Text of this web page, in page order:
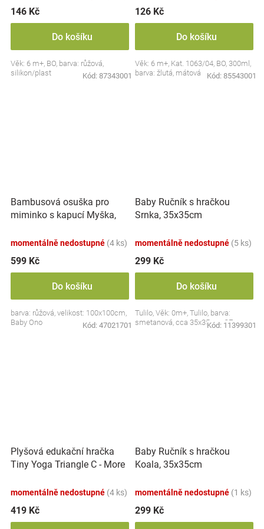
146 Kč
Do košíku
Věk: 6 m+, BO, barva: růžová,
silikon/plast
Kód: 87343001
126 Kč
Do košíku
Věk: 6 m+, Kat. 1063/04, BO, 300ml,
barva: žlutá, mátová
Kód: 85543001
Bambusová osuška pro
miminko s kapucí Myška,
momentálně nedostupné (4 ks)
599 Kč
Do košíku
barva: růžová, velikost: 100x100cm,
Baby Ono
Kód: 47021701
Baby Ručník s hračkou
Srnka, 35x35cm
momentálně nedostupné (5 ks)
299 Kč
Do košíku
Tulilo, Věk: 0m+, Tulilo, barva:
smetanová, cca 35x35cm, CE
Kód: 11399301
Plyšová edukační hračka
Tiny Yoga Triangle C - More
BabyOno
momentálně nedostupné (4 ks)
419 Kč
Baby Ručník s hračkou
Koala, 35x35cm
momentálně nedostupné (1 ks)
299 Kč